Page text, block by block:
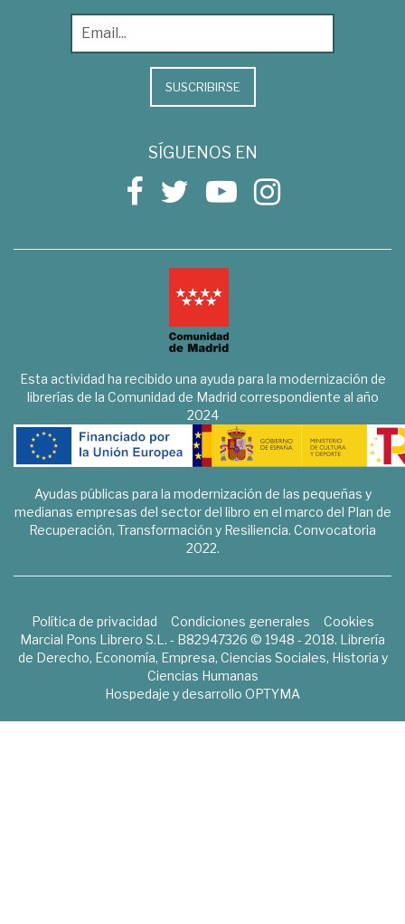
SUSCRIBIRSE
SÍGUENOS EN
Esta actividad ha recibido una ayuda para la modernización de
librerías de la Comunidad de Madrid correspondiente al año
2024
Ayudas públicas para la modernización de las pequeñas y
medianas empresas del sector del libro en el marco del Plan de
Recuperación, Transformación y Resiliencia. Convocatoria
2022.
Política de privacidad Condiciones generales
Cookies
Marcial Pons Librero S.L. - B82947326 © 1948 - 2018. Librería
de Derecho, Economía, Empresa, Ciencias Sociales, Historia y
Ciencias Humanas
Hospedaje y desarrollo OPTYMA